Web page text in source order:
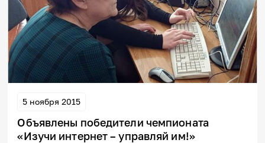
5 ноября 2015
Объявлены победители чемпионата
«Изучи интернет – управляй им!»